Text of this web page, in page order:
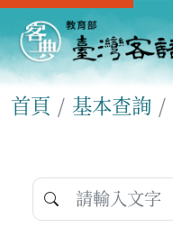
首頁 基本查詢